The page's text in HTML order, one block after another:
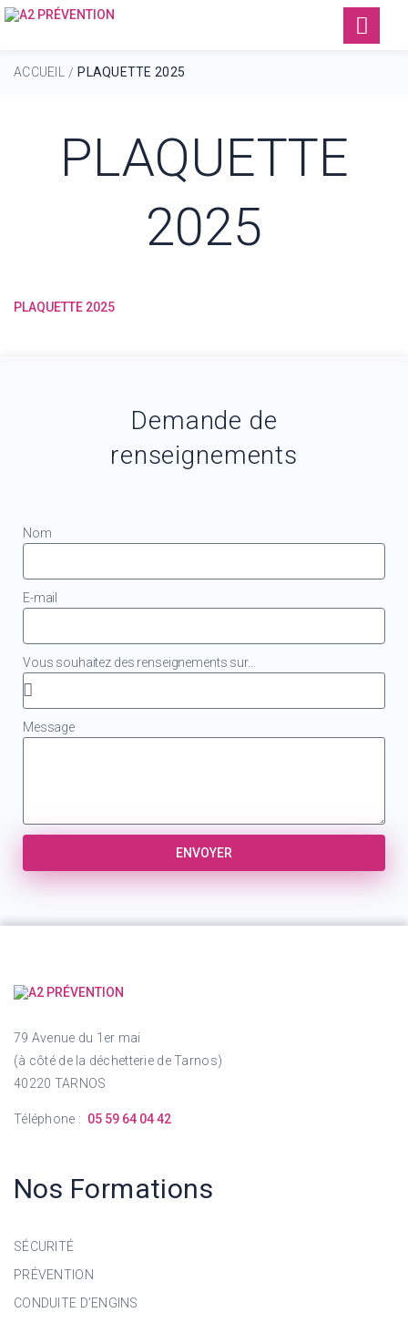
ACCUEIL / PLAQUETTE 2025
PLAQUETTE
2025
PLAQUETTE 2025
Demande de
renseignements
Nom
E-mail
Vous souhaitez des renseignements sur...
Message
ENVOYER
79 Avenue du 1er mai
(à côté de la déchetterie de Tarnos)
40220 TARNOS
Téléphone : 05 59 64 04 42
Nos Formations
SÉCURITÉ
PRÉVENTION
CONDUITE D’ENGINS